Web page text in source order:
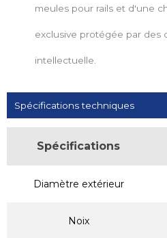
meules pour rails et d'une
exclusive protégée par des
intellectuelle.
Spécifications techniques
Spécifications
Diamètre extérieur
Noix